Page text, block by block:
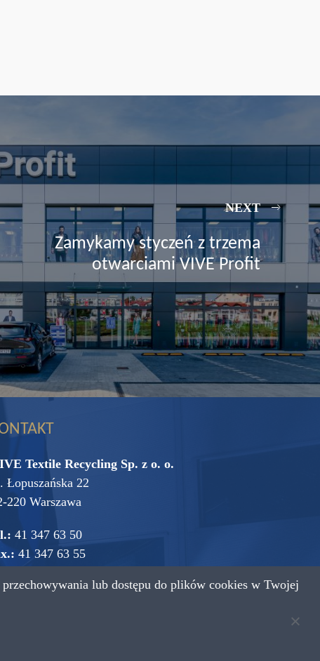
NEXT
Zamykamy styczeń z trzema
otwarciami VIVE Profit
Textile Recycling Sp. z o. o.
Łopuszańska 22
220 Warszawa
41 347 63 50
41 347 63 55
vive@vive.com.pllub dostępu do plików cookies w Twojej